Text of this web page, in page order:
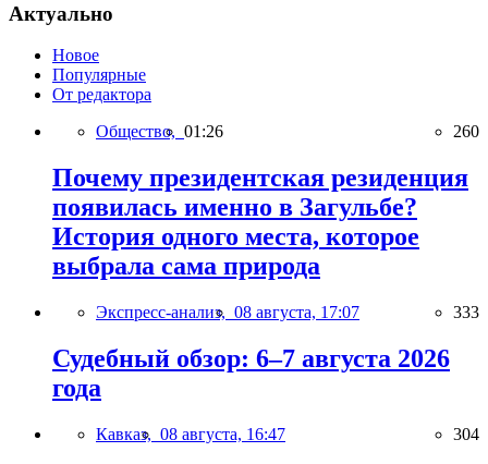
Актуально
Новое
Популярные
От редактора
Общество, 01:26 260
Почему президентская резиденция
появилась именно в Загульбе?
История одного места, которое
выбрала сама природа
Экспресс-анализ, 08 августа, 17:07 333
Судебный обзор: 6–7 августа 2026
года
Кавказ, 08 августа, 16:47 304